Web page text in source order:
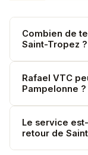
Combien de
Saint-Tropez ?
Variable selon
2h30 selon la
Rafael VTC
Pampelonne ?
Oui. Dépôt
de Pampelonne.
Le service
retour de